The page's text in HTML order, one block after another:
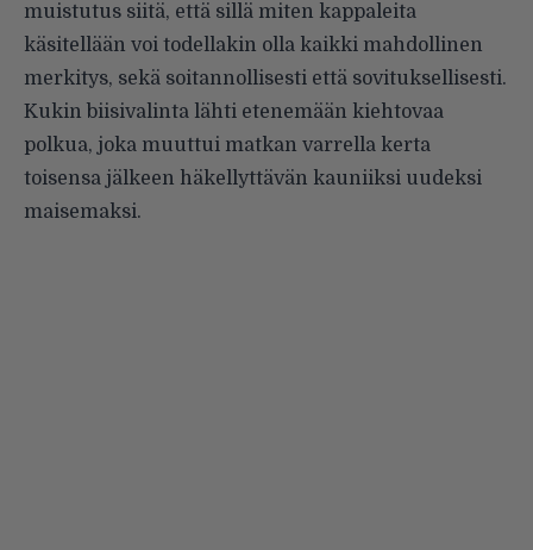
muistutus siitä, että sillä miten kappaleita
käsitellään voi todellakin olla kaikki mahdollinen
merkitys, sekä soitannollisesti että sovituksellisesti.
Kukin biisivalinta lähti etenemään kiehtovaa
polkua, joka muuttui matkan varrella kerta
toisensa jälkeen häkellyttävän kauniiksi uudeksi
maisemaksi.